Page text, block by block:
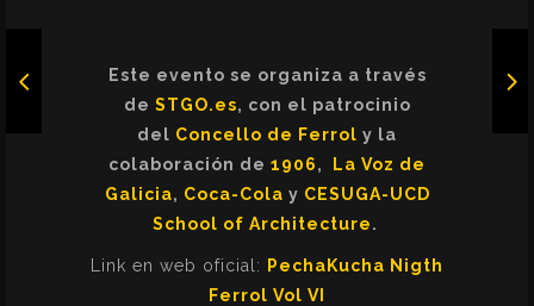
Este evento se organiza a través
de STGO.es, con el patrocinio
del Concello de Ferrol y la
colaboración de 1906,
La Voz de
Galicia, Coca-Cola y CESUGA-UCD
School of Architecture.
Link en web oficial:
PechaKucha Nigth
Ferrol Vol VI